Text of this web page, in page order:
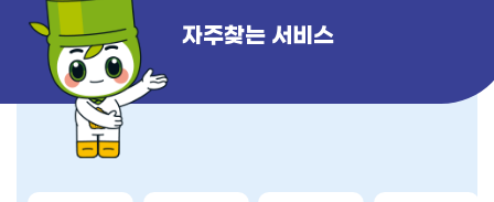
자주찾는 서비스